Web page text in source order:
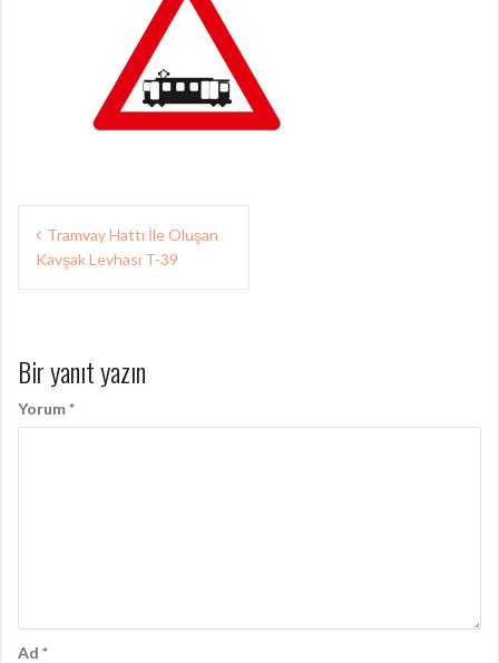
Yazı
gezinmesi
Tramvay Hattı İle Oluşan
Kavşak Levhası T-39
Bir yanıt yazın
Yorum*
Ad *